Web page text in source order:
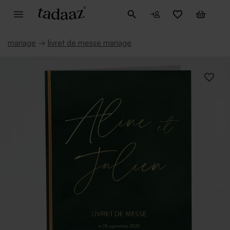
mariage → livret de messe mariage